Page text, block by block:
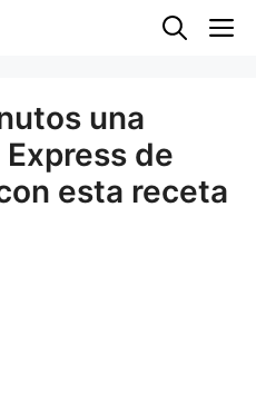
una
de
esta receta